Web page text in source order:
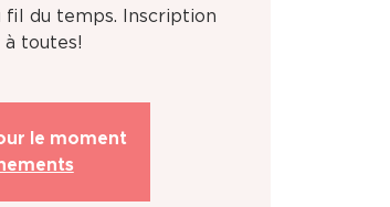
fil du temps. Inscription
le moment